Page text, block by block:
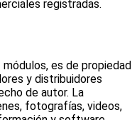
registradas.
es de propiedad
y distribuidores
de autor. La
fotografías, videos,